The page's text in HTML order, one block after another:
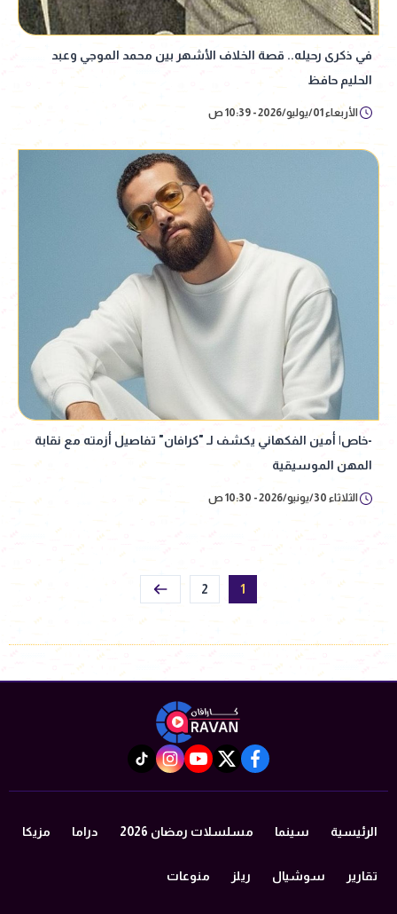
في ذكرى رحيله.. قصة الخلاف الأشهر بين محمد الموجي وعبد
الحليم حافظ
الأربعاء 01/يوليو/2026 - 10:39 ص
-خاص| أمين الفكهاني يكشف لـ "كرافان" تفاصيل أزمته مع نقابة
المهن الموسيقية
الثلاثاء 30/يونيو/2026 - 10:30 ص
1
2
facebook
twitter
youtube
instagram
tiktok
الرئيسية سينما مسلسلات رمضان 2026 دراما مزيكا
تقارير سوشيال ريلز منوعات